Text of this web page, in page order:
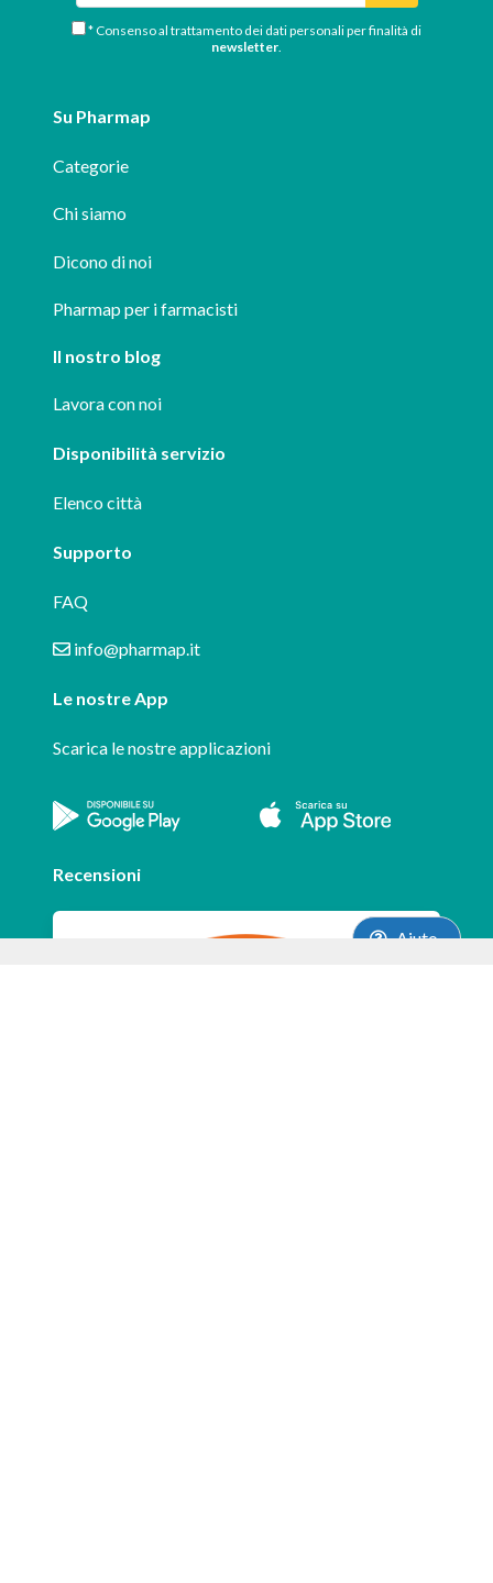
* Consenso al trattamento dei dati personali per finalità di
newsletter.
Su Pharmap
Categorie
Chi siamo
Dicono di noi
Pharmap per i farmacisti
Il nostro blog
Lavora con noi
Disponibilità servizio
Elenco città
Supporto
FAQ
info@pharmap.it
Le nostre App
Scarica le nostre applicazioni
Recensioni
Aiuto